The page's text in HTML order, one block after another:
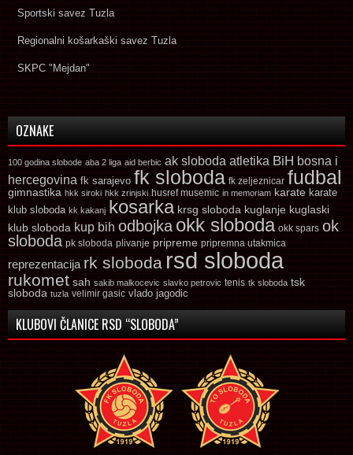
Sportski savez Tuzla
Regionalni košarkaški savez Tuzla
SKPC "Mejdan"
OZNAKE
100 godina slobode aba 2 liga aid berbic ak sloboda atletika BiH bosna i
hercegovina fk sarajevo fk sloboda fk zeljeznicar fudbal
gimnastika hkk siroki hkk zrinjski husref musemic in memoriam karate karate
klub sloboda kk kakanj kosarka krsg sloboda kuglanje kuglaski
klub sloboda kup bih odbojka okk sloboda okk spars ok
sloboda pk sloboda plivanje pripreme pripremna utakmica
reprezentacija rk sloboda rsd sloboda
rukomet sah sakib malkocevic slavko petrovic tenis tk sloboda tsk
sloboda tuzla velimir gasic vlado jagodic
KLUBOVI ČLANICE RSD “SLOBODA”